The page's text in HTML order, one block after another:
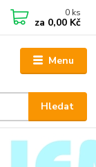
Menu
Hledat
0 ks
za 0,00 Kč